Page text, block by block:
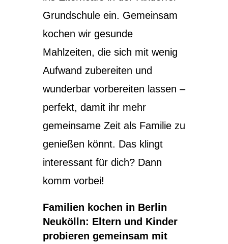
Grundschule ein. Gemeinsam
kochen wir gesunde
Mahlzeiten, die sich mit wenig
Aufwand zubereiten und
wunderbar vorbereiten lassen –
perfekt, damit ihr mehr
gemeinsame Zeit als Familie zu
genießen könnt. Das klingt
interessant für dich? Dann
komm vorbei!
Familien kochen in Berlin
Neukölln: Eltern und Kinder
probieren gemeinsam mit